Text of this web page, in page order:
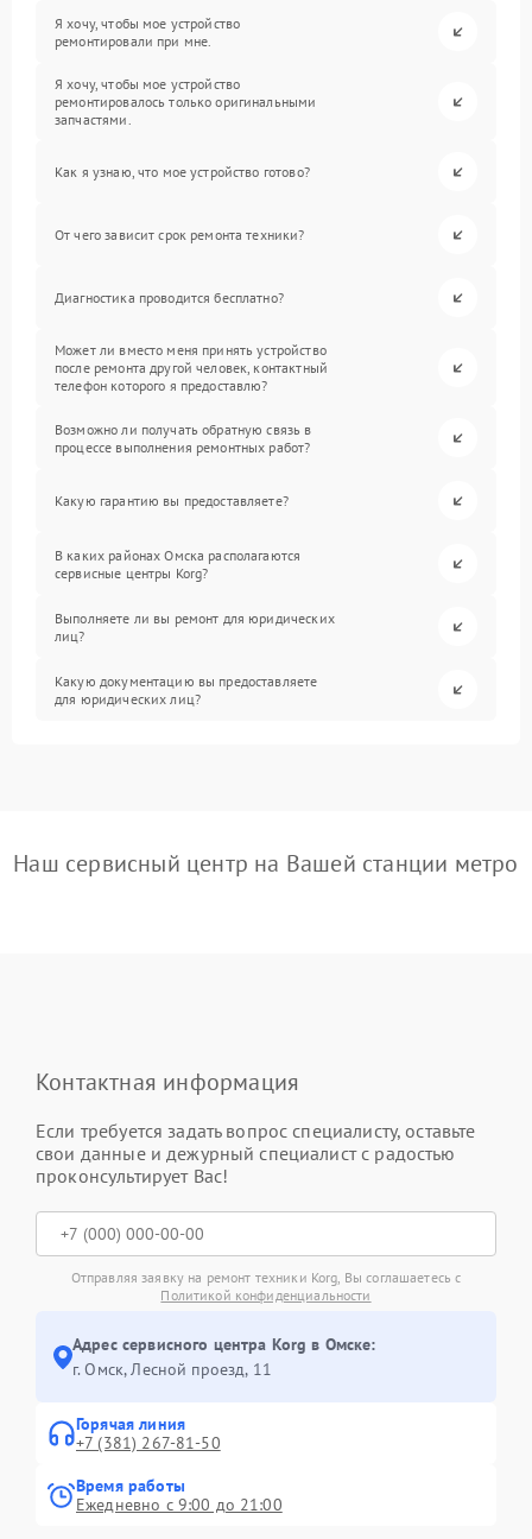
Я хочу, чтобы мое устройство
ремонтировали при мне.
Я хочу, чтобы мое устройство
ремонтировалось только оригинальными
запчастями.
Как я узнаю, что мое устройство готово?
От чего зависит срок ремонта техники?
Диагностика проводится бесплатно?
Может ли вместо меня принять устройство
после ремонта другой человек, контактный
телефон которого я предоставлю?
Возможно ли получать обратную связь в
процессе выполнения ремонтных работ?
Какую гарантию вы предоставляете?
В каких районах Омска располагаются
сервисные центры Korg?
Выполняете ли вы ремонт для юридических
лиц?
Какую документацию вы предоставляете
для юридических лиц?
Наш сервисный центр на Вашей станции метро
Контактная информация
Если требуется задать вопрос специалисту, оставьте
свои данные и дежурный специалист с радостью
проконсультирует Вас!
Отправляя заявку на ремонт техники Korg, Вы соглашаетесь с
Политикой конфиденциальности
Адрес сервисного центра Korg в Омске:
г. Омск, ​Лесной проезд, 11
Горячая линия
+7 (381) 267-81-50
Время работы
Ежедневно с 9:00 до 21:00